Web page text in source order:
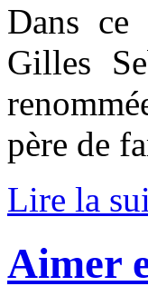
Dans ce
Gilles
père de
Lire la
Aimer